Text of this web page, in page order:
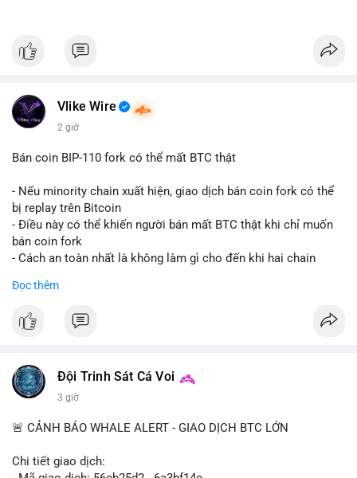
Vlike Wire
2 giờ
Bán coin BIP-110 fork có thể mất BTC thật
- Nếu minority chain xuất hiện, giao dịch bán coin fork có thể
bị replay trên Bitcoin
- Điều này có thể khiến người bán mất BTC thật khi chỉ muốn
bán coin fork
- Cách an toàn nhất là không làm gì cho đến khi hai chain
-#binancesquare
$btc
📰 Nguồn: CoinDesk
Đọc thêm
Đội Trinh Sát Cá Voi
3 giờ
🚨 CẢNH BÁO WHALE ALERT - GIAO DỊCH BTC LỚN
Chi tiết giao dịch: